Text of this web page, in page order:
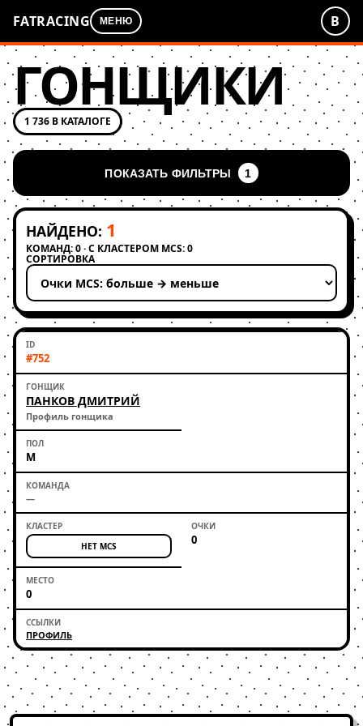
FATRACING МЕНЮ В
ГОНЩИКИ
1 736 В КАТАЛОГЕ
ПОКАЗАТЬ ФИЛЬТРЫ 1
НАЙДЕНО: 1
КОМАНД: 0 · С КЛАСТЕРОМ MCS: 0
СОРТИРОВКА
Применить сортировку
#752
ПАНКОВ ДМИТРИЙ
Профиль гонщика
М
—
НЕТ MCS 0
0
ПРОФИЛЬ